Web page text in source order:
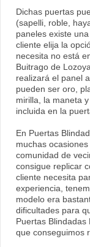
Dichas puertas
(sapelli, roble,
paneles existe
cliente elija la
necesita no está
Buitrago de
realizará el panel
pueden ser oro,
mirilla, la maneta
incluida en la
En Puertas
muchas
comunidad de
consigue replicar
cliente necesita
experiencia,
modelo era
dificultades para
Puertas
que conseguimos